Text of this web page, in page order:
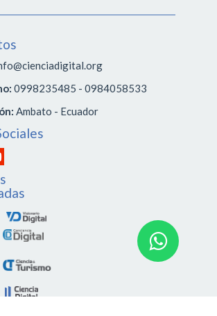
0998235485 - 0984058533
Ambato - Ecuador